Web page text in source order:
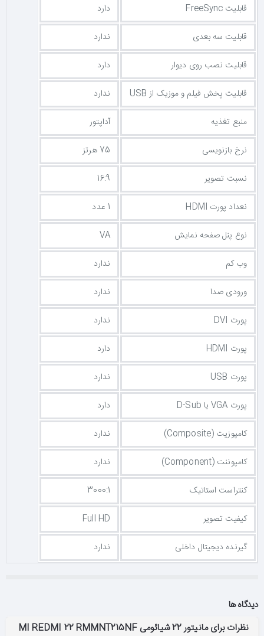
قابلیت FreeSync
دارد
قابلیت سه بعدی
ندارد
قابلیت نصب روی دیوار
دارد
قابلیت پخش فیلم و موزیک از USB
ندارد
منبع تغذیه
آداپتور
نرخ بازنویسی
75 هرتز
نسبت تصویر
16:9
نعداد پورت HDMI
1 عدد
نوع پنل صفحه نمایش
VA
وب کم
ندارد
ورودی صدا
ندارد
پورت DVI
ندارد
پورت HDMI
دارد
پورت USB
ندارد
پورت VGA یا D-Sub
دارد
کامپوزیت (Composite)
ندارد
کامپوننت (Component)
ندارد
کنتراست استاتیک
3000:1
کیفیت تصویر
Full HD
گیرنده دیجیتال داخلی
ندارد
دیدگاه ها
نظرات برای مانیتور 22 شیائومی MI REDMI 22 RMMNT215NF